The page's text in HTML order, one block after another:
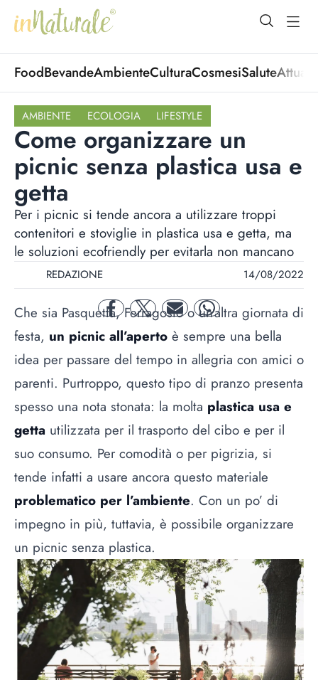
open
FoodBevandeAmbienteCulturaCosmesiSalute
AMBIENTE ECOLOGIA LIFESTYLE
Come organizzare un
picnic senza plastica usa e
getta
Per i picnic si tende ancora a utilizzare troppi
contenitori e stoviglie in plastica usa e getta, ma
le soluzioni ecofriendly per evitarla non mancano
REDAZIONE 14/08/2022
facebooktwitter mail whatsapp
Che sia Pasquetta, Ferragosto o un’altra giornata di
festa, un picnic all’aperto è sempre una bella
idea per passare del tempo in allegria con amici o
parenti. Purtroppo, questo tipo di pranzo presenta
spesso una nota stonata: la molta plastica usa e
getta utilizzata per il trasporto del cibo e per il
suo consumo. Per comodità o per pigrizia, si
tende infatti a usare ancora questo materiale
problematico per l’ambiente. Con un po’ di
impegno in più, tuttavia, è possibile organizzare
un picnic senza plastica.